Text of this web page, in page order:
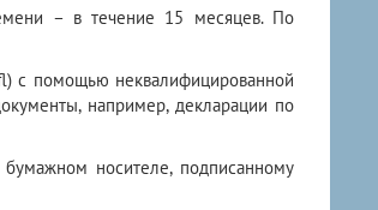
– в течение 15 месяцев. По
с помощью неквалифицированной
например, декларации по
носителе, подписанному